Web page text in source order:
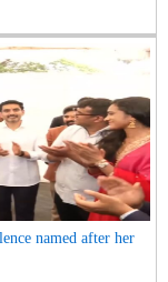
named after her